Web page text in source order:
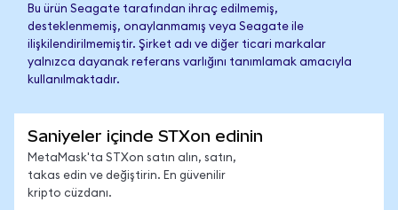
Bu ürün Seagate tarafından ihraç edilmemiş,
desteklenmemiş, onaylanmamış veya Seagate ile
ilişkilendirilmemiştir. Şirket adı ve diğer ticari markalar
yalnızca dayanak referans varlığını tanımlamak amacıyla
kullanılmaktadır.
Saniyeler içinde STXon edinin
MetaMask'ta STXon satın alın, satın,
takas edin ve değiştirin. En güvenilir
kripto cüzdanı.